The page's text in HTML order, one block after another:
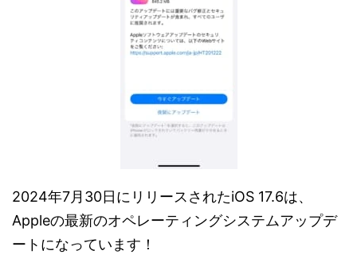
2024年7月30日にリリースされたiOS 17.6は、
Appleの最新のオペレーティングシステムアップデ
ートになっています！